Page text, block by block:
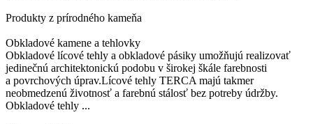
Produkty z prírodného kameňa
Obkladové kamene a tehlovky
Obkladové lícové tehly a obkladové pásiky umožňujú realizovať
jedinečnú architektonickú podobu v širokej škále farebnosti
a povrchových úprav.Lícové tehly TERCA majú takmer
neobmedzenú životnosť a farebnú stálosť bez potreby údržby.
Obkladové tehly ...